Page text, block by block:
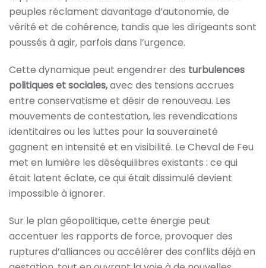
peuples réclament davantage d’autonomie, de
vérité et de cohérence, tandis que les dirigeants sont
poussés à agir, parfois dans l’urgence.
Cette dynamique peut engendrer des turbulences
politiques et sociales,avec des tensions accrues
entre conservatisme et désir de renouveau. Les
mouvements de contestation, les revendications
identitaires ou les luttes pour la souveraineté
gagnent en intensité et en visibilité. Le Cheval de Feu
met en lumière les déséquilibres existants : ce qui
était latent éclate, ce qui était dissimulé devient
impossible à ignorer.
Sur le plan géopolitique, cette énergie peut
accentuer les rapports de force, provoquer des
ruptures d’alliances ou accélérer des conflits déjà en